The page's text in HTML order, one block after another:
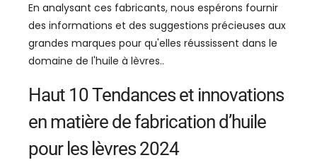
En analysant ces fabricants, nous espérons fournir
des informations et des suggestions précieuses aux
grandes marques pour qu'elles réussissent dans le
domaine de l'huile à lèvres..
Haut 10 Tendances et innovations
en matière de fabrication d’huile
pour les lèvres 2024